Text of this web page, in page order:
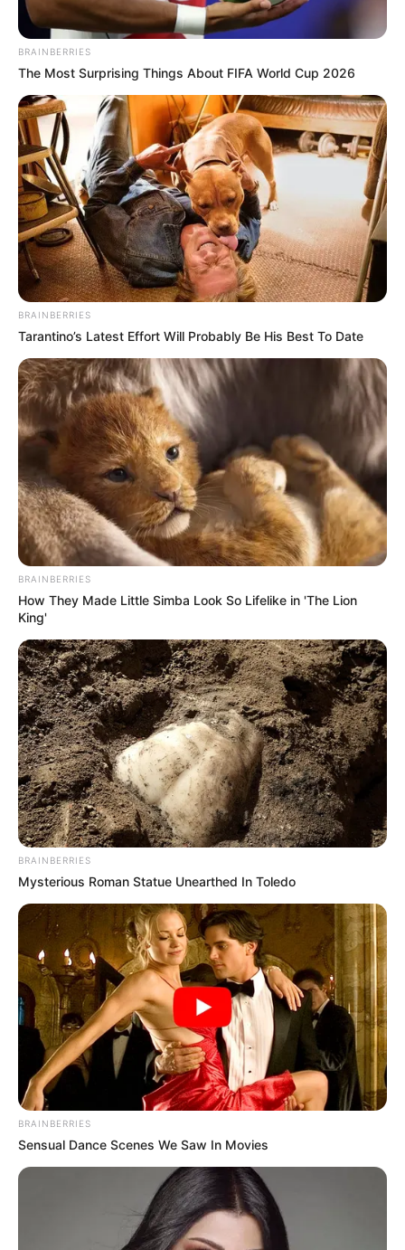
Rixi trabajaba por una franquicia de comida
rápida llamada Pollo Landia, donde se le quería
muchísimo tanto de sus compañeros de trabajo
y de los clientes.
Su muerte ha dejado consternada vecina,
familiares y agrupaciones comunitarias, quienes
demandan justicia y más seguridad en el
negocio.
Después de lo cual, el cuerpo fue llevado al
Ministerio Público de San Pedro Sula para ser
sometido a la respectiva autopsia.
Hasta el momento de escribir, no se ha
realizado capturas ni se ha podido determinar
quiénes son los autores de este crimen.
BRAINBERRIES
The Most Surprising Things About FIFA World Cup 2026
BRAINBERRIES
Tarantino’s Latest Effort Will Probably Be His Best To Date
BRAINBERRIES
How They Made Little Simba Look So Lifelike in 'The Lion
King'
BRAINBERRIES
Mysterious Roman Statue Unearthed In Toledo
BRAINBERRIES
Sensual Dance Scenes We Saw In Movies